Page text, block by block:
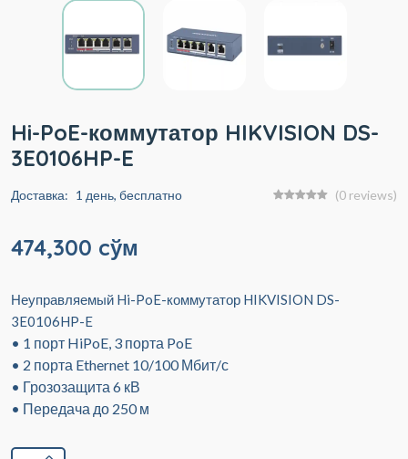
Hi-PoE-коммутатор HIKVISION DS-
3E0106HP-E
Доставка: 1 день, бесплатно (0 reviews)
474,300 cўм
Неуправляемый Hi-PoE-коммутатор HIKVISION DS-
3E0106HP-E
• 1 порт HiPoE, 3 порта PoE
• 2 порта Ethernet 10/100 Мбит/с
• Грозозащита 6 кВ
• Передача до 250 м